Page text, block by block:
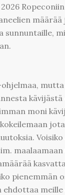
sunnuntaille,
moni
pienemmän